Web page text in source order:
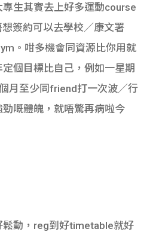
生其實去上好多運動course
簽約可以去學校／康文署
。咁多機會同資源比你用就
個目標比自己，例如一星期
月至少同friend打一次波／行
嘅體魄，就唔驚再病啦今
鬆動，reg到好timetable就好